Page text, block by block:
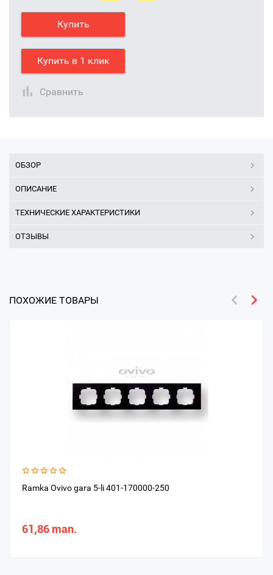
Купить
Купить в 1 клик
Сравнить
ОБЗОР
ОПИСАНИЕ
ТЕХНИЧЕСКИЕ ХАРАКТЕРИСТИКИ
ОТЗЫВЫ
ПОХОЖИЕ ТОВАРЫ
Ramka Ovivo gara 5-li 401-170000-250
61,86 man.